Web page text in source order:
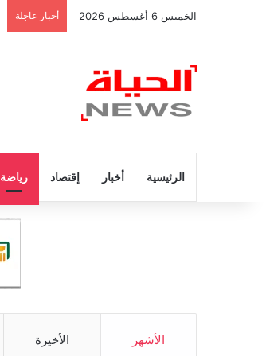
الخميس 6 أغسطس 2026 أخبار عاجلة
الرئيسية أخبار إقتصاد رياضة
الأشهر الأخيرة